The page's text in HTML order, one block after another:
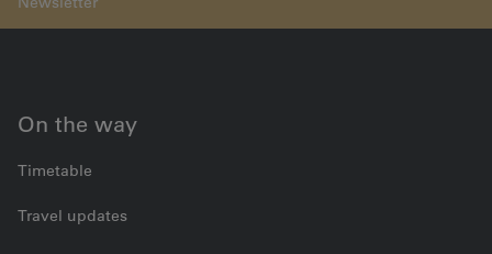
On the way
Timetable
Travel updates